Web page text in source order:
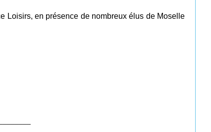
Loisirs, en présence de nombreux élus de Moselle